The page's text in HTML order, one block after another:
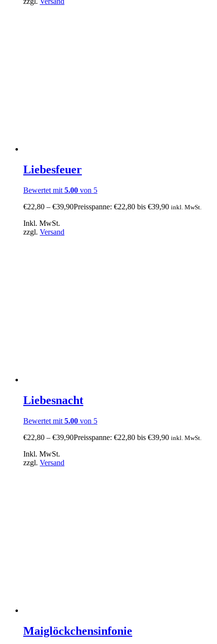
Liebesfeuer
Bewertet mit 5.00 von 5
€22,80 – €39,90Preisspanne: €22,80 bis €39,90 inkl. MwSt.
Inkl. MwSt.
zzgl. Versand
Liebesnacht
Bewertet mit 5.00 von 5
€22,80 – €39,90Preisspanne: €22,80 bis €39,90 inkl. MwSt.
Inkl. MwSt.
zzgl. Versand
Maiglöckchensinfonie